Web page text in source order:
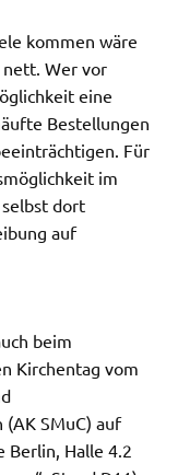
kommen wäre
nett. Wer vor
eine
Bestellungen
Für
im
dort
auf
beim
Kirchentag vom
SMuC) auf
Berlin, Halle 4.2